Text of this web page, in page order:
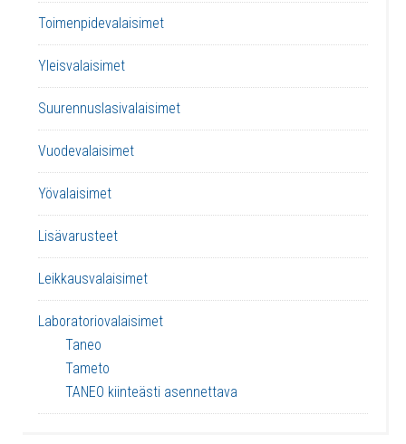
Toimenpidevalaisimet
Yleisvalaisimet
Suurennuslasivalaisimet
Vuodevalaisimet
Yövalaisimet
Lisävarusteet
Leikkausvalaisimet
Laboratoriovalaisimet
Taneo
Tameto
TANEO kiinteästi asennettava